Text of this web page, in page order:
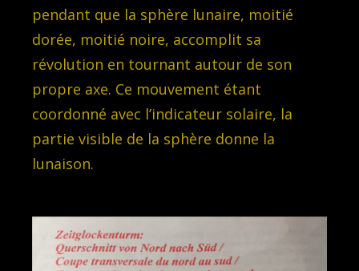
pendant que la sphère lunaire, moitié
dorée, moitié noire, accomplit sa
révolution en tournant autour de son
propre axe. Ce mouvement étant
coordonné avec l’indicateur solaire, la
partie visible de la sphère donne la
lunaison.